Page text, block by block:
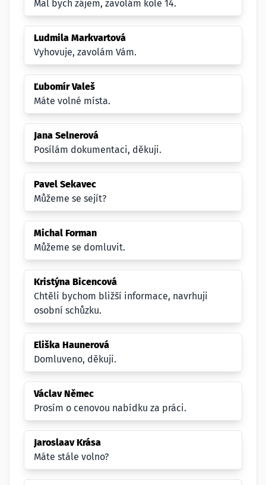
Mal bych zájem, zavolám kole 14.
Ludmila Markvartová
Vyhovuje, zavolám Vám.
Ľubomír Valeš
Máte volné místa.
Jana Selnerová
Posílám dokumentaci, děkuji.
Pavel Sekavec
Můžeme se sejít?
Michal Forman
Můžeme se domluvit.
Kristýna Bicencová
Chtěli bychom bližší informace, navrhuji
osobní schůzku.
Eliška Haunerová
Domluveno, děkuji.
Václav Němec
Prosím o cenovou nabídku za práci.
Jaroslaav Krása
Máte stále volno?